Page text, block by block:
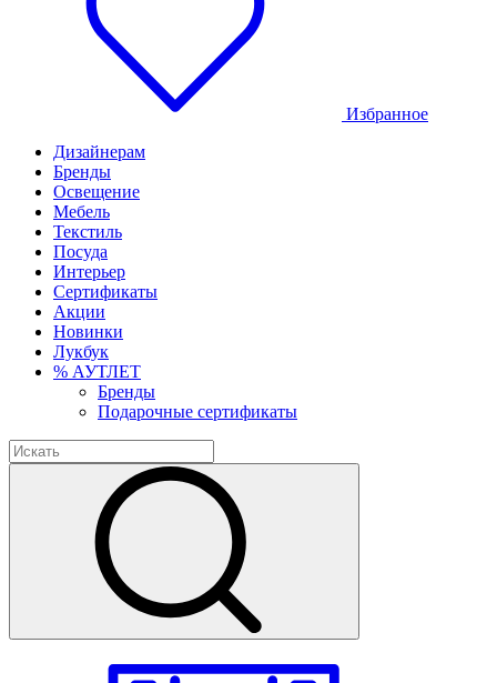
Избранное
Дизайнерам
Бренды
Освещение
Мебель
Текстиль
Посуда
Интерьер
Сертификаты
Акции
Новинки
Лукбук
% АУТЛЕТ
Бренды
Подарочные сертификаты